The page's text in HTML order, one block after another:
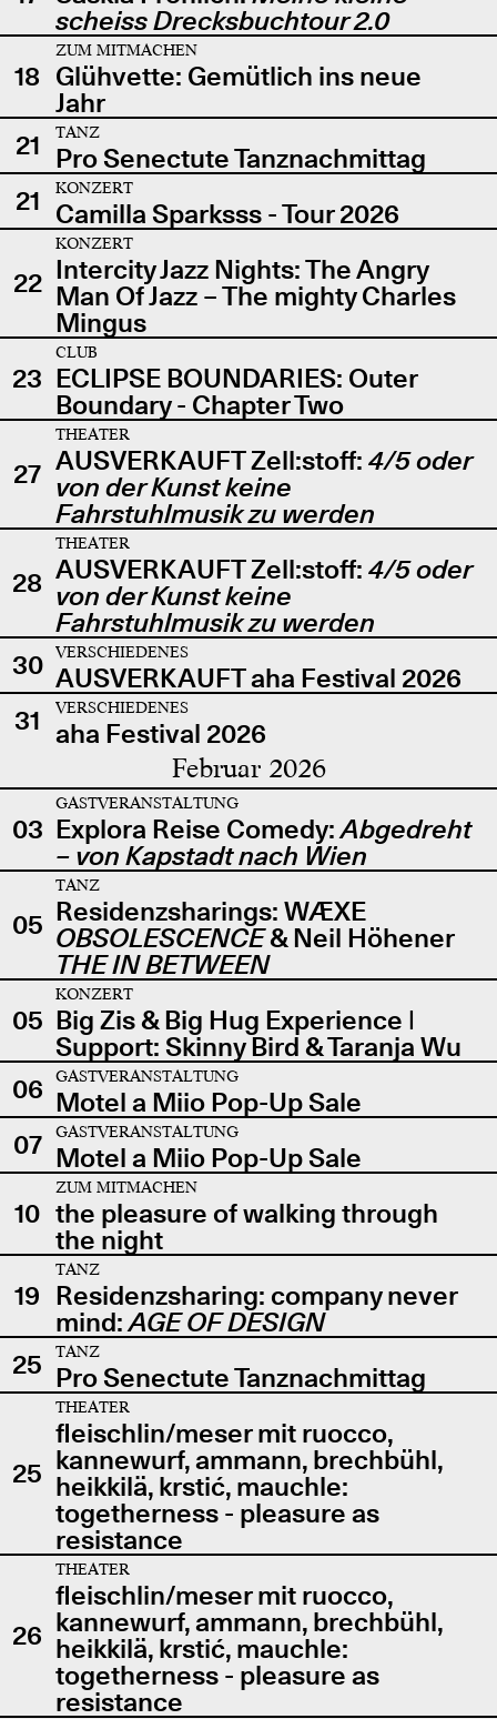
scheiss Drecksbuchtour 2.0
18
ZUM MITMACHEN
Glühvette: Gemütlich ins neue
Jahr
21
TANZ
Pro Senectute Tanznachmittag
21
KONZERT
Camilla Sparksss - Tour 2026
22
KONZERT
Intercity Jazz Nights: The Angry
Man Of Jazz – The mighty Charles
Mingus
23
CLUB
ECLIPSE BOUNDARIES: Outer
Boundary - Chapter Two
27
THEATER
AUSVERKAUFT Zell:stoff: 4/5 oder
von der Kunst keine
Fahrstuhlmusik zu werden
28
THEATER
AUSVERKAUFT Zell:stoff: 4/5 oder
von der Kunst keine
Fahrstuhlmusik zu werden
30
VERSCHIEDENES
AUSVERKAUFT aha Festival 2026
31
VERSCHIEDENES
aha Festival 2026
Februar 2026
03
GASTVERANSTALTUNG
Explora Reise Comedy:Abgedreht
– von Kapstadt nach Wien
05
TANZ
Residenzsharings: WÆXE
OBSOLESCENCE& Neil Höhener
THE IN BETWEEN
05
KONZERT
Big Zis & Big Hug Experience |
Support: Skinny Bird & Taranja Wu
06
GASTVERANSTALTUNG
Motel a Miio Pop-Up Sale
07
GASTVERANSTALTUNG
Motel a Miio Pop-Up Sale
10
ZUM MITMACHEN
the pleasure of walking through
the night
19
TANZ
Residenzsharing: company never
mind:AGE OF DESIGN
25
TANZ
Pro Senectute Tanznachmittag
25
THEATER
fleischlin/meser mit ruocco,
kannewurf, ammann, brechbühl,
heikkilä, krstić, mauchle:
togetherness - pleasure as
resistance
26
THEATER
fleischlin/meser mit ruocco,
kannewurf, ammann, brechbühl,
heikkilä, krstić, mauchle:
togetherness - pleasure as
resistance